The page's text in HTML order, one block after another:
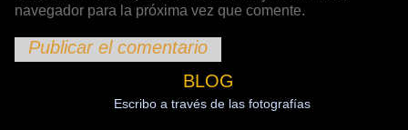
navegador para la próxima vez que comente.
BLOG
Escribo a través de las fotografías